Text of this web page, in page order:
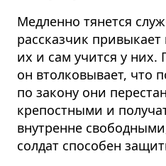
Медленно тянется
рассказчик привыкает
их и сам учится у
он втолковывает, что
по закону они
крепостными и
внутренне
солдат способен